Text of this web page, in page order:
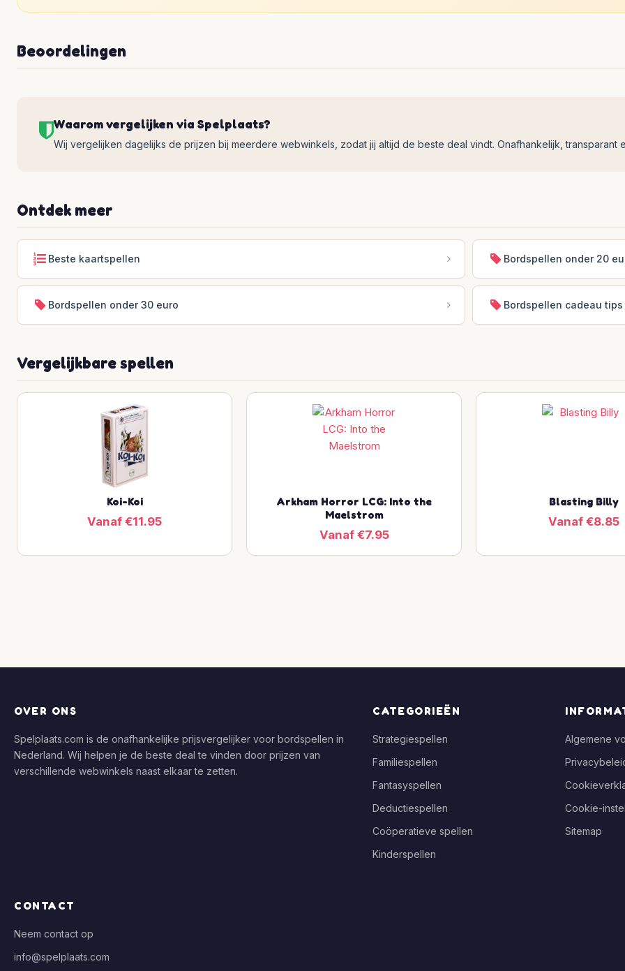
Beoordelingen
Waarom vergelijken via Spelplaats?
Wij vergelijken dagelijks de prijzen bij meerdere webwinkels, zodat jij altijd de beste deal vindt. Onafhankelijk, transparant
Ontdek meer
Beste kaartspellen Bordspellen onder 20
Bordspellen onder 30 euro Bordspellen cadeau tips
Vergelijkbare spellen
Koi-Koi
Vanaf €11.95
Arkham Horror LCG: Into the
Maelstrom
Vanaf €7.95
Blasting Billy
Vanaf €8.85
OVER ONS
Spelplaats.com is de onafhankelijke prijsvergelijker voor bordspellen in
Nederland. Wij helpen je de beste deal te vinden door prijzen van
verschillende webwinkels naast elkaar te zetten.
CATEGORIEËN
Strategiespellen
Familiespellen
Fantasyspellen
Deductiespellen
Coöperatieve spellen
Kinderspellen
Algemene
Cookie-
Sitemap
CONTACT
Neem contact op
info@spelplaats.com